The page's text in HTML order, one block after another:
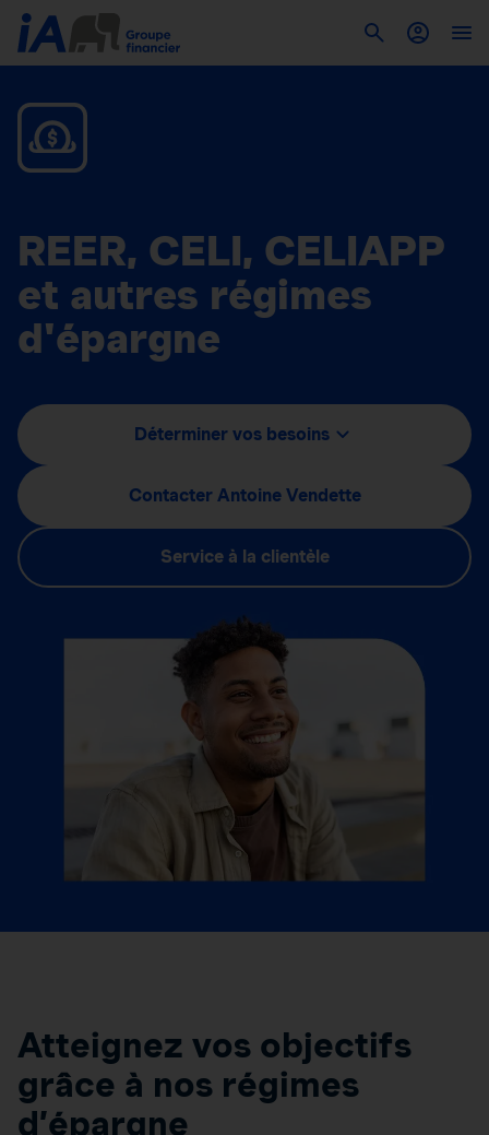
REER, CELI, CELIAPP
et autres régimes
d'épargne
Déterminer vos besoins
Contacter Antoine Vendette
Service à la clientèle
Atteignez vos objectifs
grâce à nos régimes
d’épargne